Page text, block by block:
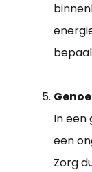
In een
een
Zorg